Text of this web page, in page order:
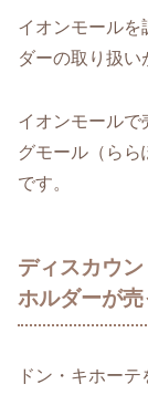
イオンモールを
ダーの取り扱い
イオンモールで
グモール（ら
です。
ディスカウ
ホルダーが
ドン・キホー